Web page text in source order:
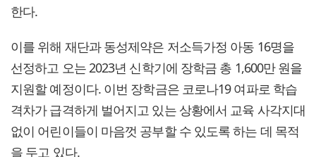
한다.
이를 위해 재단과 동성제약은 저소득가정 아동 16명을
선정하고 오는 2023년 신학기에 장학금 총 1,600만 원을
지원할 예정이다. 이번 장학금은 코로나19 여파로 학습
격차가 급격하게 벌어지고 있는 상황에서 교육 사각지대
없이 어린이들이 마음껏 공부할 수 있도록 하는 데 목적
을 두고 있다.